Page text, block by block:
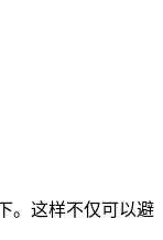
。这样不仅可以避